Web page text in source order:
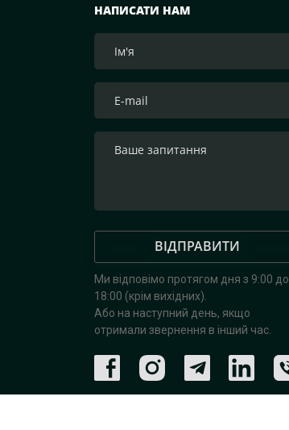
НАПИСАТИ НАМ
ВІДПРАВИТИ
Ми відповімо протягом дня з 9:00 до
18:00 (крім вихідних).
Або на наступний день, якщо
отримали звернення в інший час.